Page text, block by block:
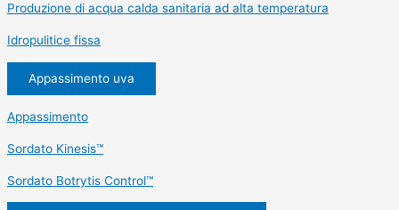
Produzione di acqua calda sanitaria ad alta temperatura
Idropulitice fissa
Appassimento uva
Appassimento
Sordato Kinesis™
Sordato Botrytis Control™